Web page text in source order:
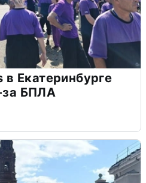
Екатеринбурге
за БПЛА